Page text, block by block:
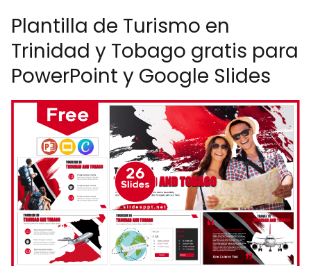
Plantilla de Turismo en
Trinidad y Tobago gratis para
PowerPoint y Google Slides